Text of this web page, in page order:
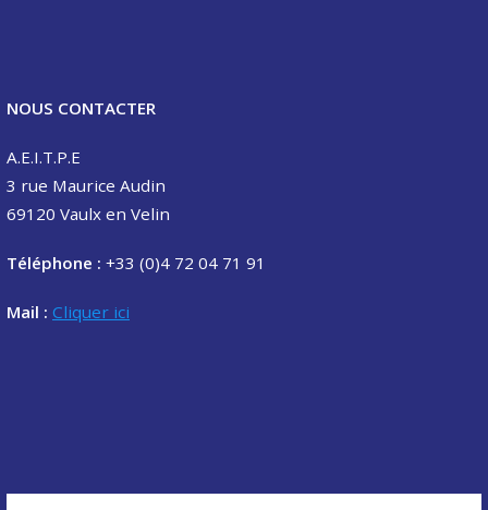
NOUS CONTACTER
A.E.I.T.P.E
3 rue Maurice Audin
69120 Vaulx en Velin
Téléphone : +33 (0)4 72 04 71 91
Mail : Cliquer ici